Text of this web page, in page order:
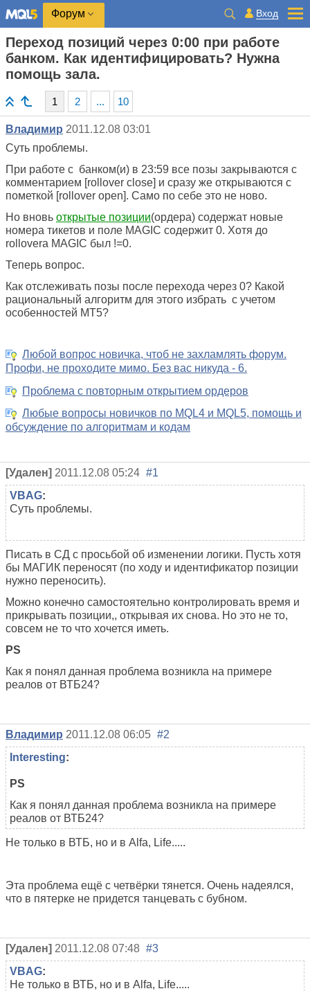
Форум Вход
Переход позиций через 0:00 при работе
банком. Как идентифицировать? Нужна
помощь зала.
1 2 ... 10
Владимир 2011.12.08 03:01
Суть проблемы.
При работе с банком(и) в 23:59 все позы закрываются с
комментарием [rollover close] и сразу же открываются с
пометкой [rollover open]. Само по себе это не ново.
Но вновь открытые позиции(ордера) содержат новые
номера тикетов и поле MAGIC содержит 0. Хотя до
rollovera MAGIC был !=0.
Теперь вопрос.
Как отслеживать позы после перехода через 0? Какой
рациональный алгоритм для этого избрать с учетом
особенностей MT5?
Любой вопрос новичка, чтоб не захламлять форум.
Профи, не проходите мимо. Без вас никуда - 6.
Проблема с повторным открытием ордеров
Любые вопросы новичков по MQL4 и MQL5, помощь и
обсуждение по алгоритмам и кодам
[Удален] 2011.12.08 05:24 #1
VBAG:
Суть проблемы.
Писать в СД с просьбой об изменении логики. Пусть хотя
бы МАГИК переносят (по ходу и идентификатор позиции
нужно переносить).
Можно конечно самостоятельно контролировать время и
прикрывать позиции,, открывая их снова. Но это не то,
совсем не то что хочется иметь.
PS
Как я понял данная проблема возникла на примере
реалов от ВТБ24?
Владимир 2011.12.08 06:05 #2
Interesting:
PS
Как я понял данная проблема возникла на примере
реалов от ВТБ24?
Не только в ВТБ, но и в Alfa, Life.....
Эта проблема ещё с четвёрки тянется. Очень надеялся,
что в пятерке не придется танцевать с бубном.
[Удален] 2011.12.08 07:48 #3
VBAG:
Не только в ВТБ, но и в Alfa, Life.....